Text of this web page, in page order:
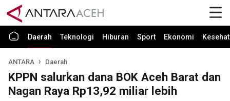
Daerah Teknologi Hiburan Sport Ekonomi
ANTARA Daerah
KPPN salurkan dana BOK Aceh Barat dan
Nagan Raya Rp13,92 miliar lebih